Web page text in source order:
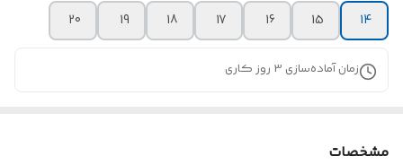
14
15
16
17
18
19
20
زمان آماده‌سازی 3 روز کاری
مشخصات